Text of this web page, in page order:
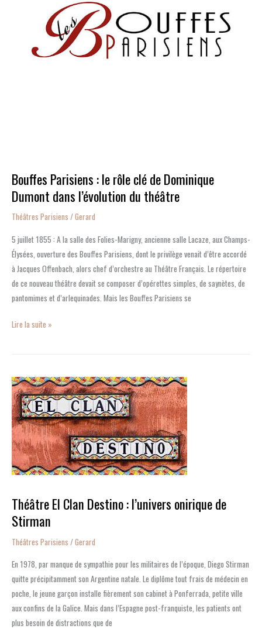
Bouffes Parisiens : le rôle clé de Dominique
Dumont dans l’évolution du théâtre
Théâtres Parisiens /Gerard
5 juillet 1855 : A la salle des Folies-Marigny, ancienne salle Lacaze, aux Champs-
Élysées, ouverture des Bouffes Parisiens, dont le privilège venait d’être accordé
à Jacques Offenbach, alors chef d’orchestre au Théâtre Français. Le répertoire
de ce nouveau théâtre devait se composer d’opérettes simples, de saynètes, de
pantomimes et d’arlequinades. Mais les Bouffes Parisiens se
l’évolution
Lire la suite »
Théâtre El Clan Destino : l’univers onirique de
Stirman
Théâtres Parisiens /Gerard
En 1978, par manque de sympathie pour les militaires de l’époque, Diego Stirman
quitte précipitamment son Argentine natale. Le diplôme tout frais de médecin en
poche, le jeune garçon installe fièrement son cabinet à Ponferrada, petite ville
aux confins de la Galice. Mais dans l’Espagne post-franquiste, les patients ont
plus besoin de distractions que de
Théâtre
El
Clan
Destino
:
l’univers
onirique